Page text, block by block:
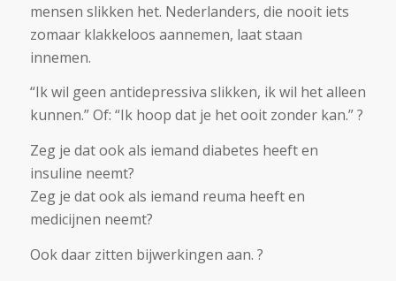
mensen slikken het. Nederlanders, die nooit iets
zomaar klakkeloos aannemen, laat staan
innemen.
“Ik wil geen antidepressiva slikken, ik wil het alleen
kunnen.” Of: “Ik hoop dat je het ooit zonder kan.” ?
Zeg je dat ook als iemand diabetes heeft en
insuline neemt?
Zeg je dat ook als iemand reuma heeft en
medicijnen neemt?
Ook daar zitten bijwerkingen aan. ?